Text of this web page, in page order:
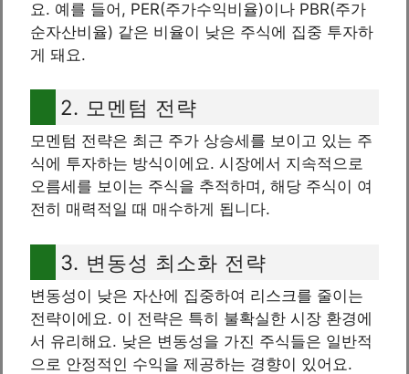
요. 예를 들어, PER(주가수익비율)이나 PBR(주가
순자산비율) 같은 비율이 낮은 주식에 집중 투자하
게 돼요.
2. 모멘텀 전략
모멘텀 전략은 최근 주가 상승세를 보이고 있는 주
식에 투자하는 방식이에요. 시장에서 지속적으로
오름세를 보이는 주식을 추적하며, 해당 주식이 여
전히 매력적일 때 매수하게 됩니다.
3. 변동성 최소화 전략
변동성이 낮은 자산에 집중하여 리스크를 줄이는
전략이에요. 이 전략은 특히 불확실한 시장 환경에
서 유리해요. 낮은 변동성을 가진 주식들은 일반적
으로 안정적인 수익을 제공하는 경향이 있어요.